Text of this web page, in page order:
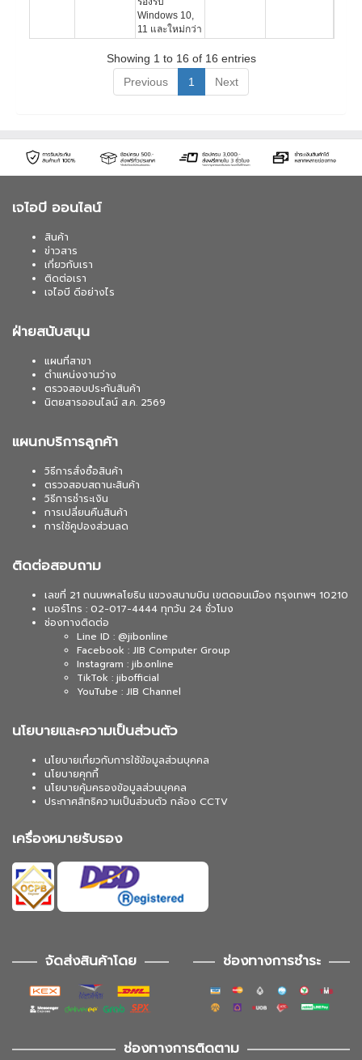
Windows 10,
11 และใหม่กว่า
Showing 1 to 16 of 16 entries
Previous
1 Next
เจไอบี ออนไลน์
สินค้า
ข่าวสาร
เกี่ยวกับเรา
ติดต่อเรา
เจไอบี ดีอย่างไร
ฝ่ายสนับสนุน
แผนที่สาขา
ตำแหน่งงานว่าง
ตรวจสอบประกันสินค้า
นิตยสารออนไลน์ ส.ค. 2569
แผนกบริการลูกค้า
วิธีการสั่งซื้อสินค้า
ตรวจสอบสถานะสินค้า
วิธีการชำระเงิน
การเปลี่ยนคืนสินค้า
การใช้คูปองส่วนลด
ติดต่อสอบถาม
เลขที่ 21 ถนนพหลโยธิน แขวงสนามบิน เขตดอนเมือง กรุงเทพฯ 10210
เบอร์โทร : 02-017-4444 ทุกวัน 24 ชั่วโมง
ช่องทางติดต่อ
Line ID : @jibonline
Facebook : JIB Computer Group
Instagram : jib.online
TikTok : jibofficial
YouTube : JIB Channel
นโยบายและความเป็นส่วนตัว
นโยบายเกี่ยวกับการใช้ข้อมูลส่วนบุคคล
นโยบายคุกกี้
นโยบายคุ้มครองข้อมูลส่วนบุคคล
ประกาศสิทธิความเป็นส่วนตัว กล้อง CCTV
เครื่องหมายรับรอง
จัดส่งสินค้าโดย ช่องทางการชำระ
ช่องทางการติดตาม